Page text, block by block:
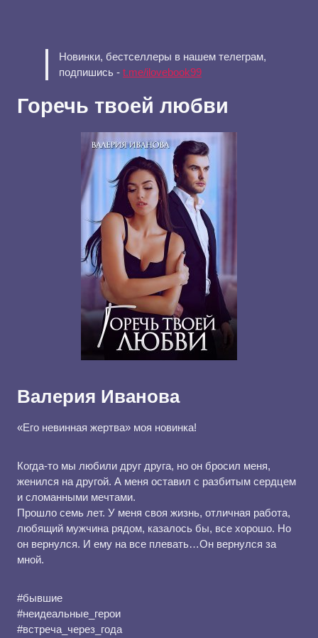
Новинки, бестселлеры в нашем телеграм,
подпишись - t.me/ilovebook99
Горечь твоей любви
Валерия Иванова
«Его невинная жертва» моя новинка!
Когда-то мы любили друг друга, но он бросил меня,
женился на другой. А меня оставил с разбитым сердцем
и сломанными мечтами.
Прошло семь лет. У меня своя жизнь, отличная работа,
любящий мужчина рядом, казалось бы, все хорошо. Но
он вернулся. И ему на все плевать…Он вернулся за
мной.
#бывшие
#неидеальные_герои
#встреча_через_года